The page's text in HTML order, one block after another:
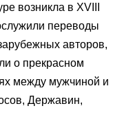
возникла в XVIII
переводы
авторов,
о прекрасном
между мужчиной и
Державин,